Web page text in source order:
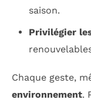
saison.
Privilégier
Chaque geste,
environnement.